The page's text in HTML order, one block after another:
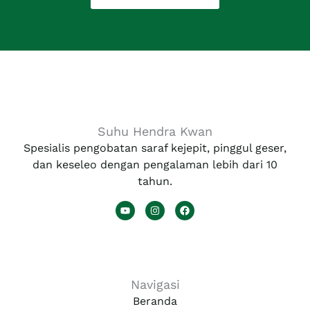
Suhu Hendra Kwan
Spesialis pengobatan saraf kejepit, pinggul geser,
dan keseleo dengan pengalaman lebih dari 10
tahun.
Y
o
I
n
m
F
a
Navigasi
Beranda